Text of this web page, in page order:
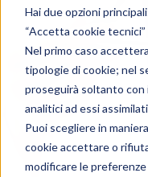
Hai due opzioni
“Accetta cookie tecnici”
Nel primo caso
tipologie di cookie; nel
proseguirà soltanto con
analitici ad essi
Puoi scegliere in
cookie accettare o
modificare le